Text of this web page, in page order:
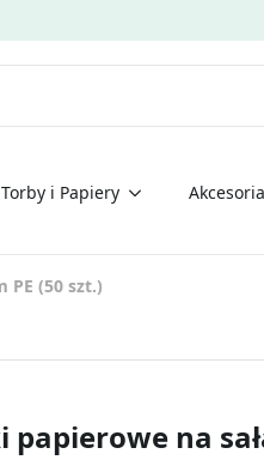
Torby i Papiery
PE (50 szt.)
papierowe na